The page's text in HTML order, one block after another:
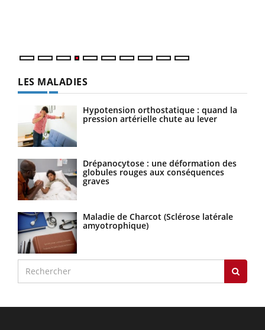
LES MALADIES
Hypotension orthostatique : quand la
pression artérielle chute au lever
Drépanocytose : une déformation des
globules rouges aux conséquences
graves
Maladie de Charcot (Sclérose latérale
amyotrophique)